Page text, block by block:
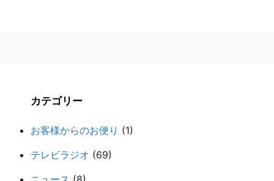
カテゴリー
お客様からのお便り (1)
テレビラジオ (69)